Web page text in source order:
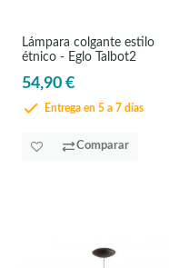
Lámpara colgante estilo
étnico - Eglo Talbot2
54,90 €
Entrega en 5 a 7 días
Comparar